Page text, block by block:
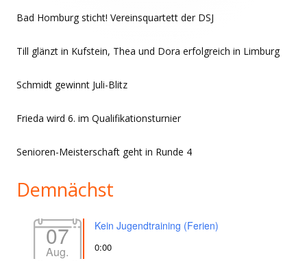
Bad Homburg sticht! Vereinsquartett der DSJ
Till glänzt in Kufstein, Thea und Dora erfolgreich in Limburg
Schmidt gewinnt Juli-Blitz
Frieda wird 6. im Qualifikationsturnier
Senioren-Meisterschaft geht in Runde 4
Demnächst
07
Aug.
Kein Jugendtraining (Ferien)
0:00